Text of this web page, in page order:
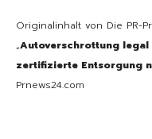
Originalinhalt von Die PR-
„Autoverschrottung
zertifizierte Entsorgung
Prnews24.com